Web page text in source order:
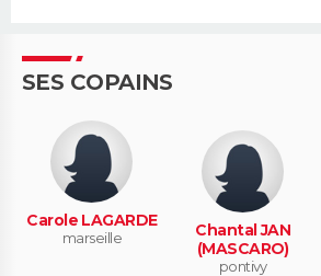
SES COPAINS
Carole LAGARDE
marseille
Chantal JAN
(MASCARO)
pontivy